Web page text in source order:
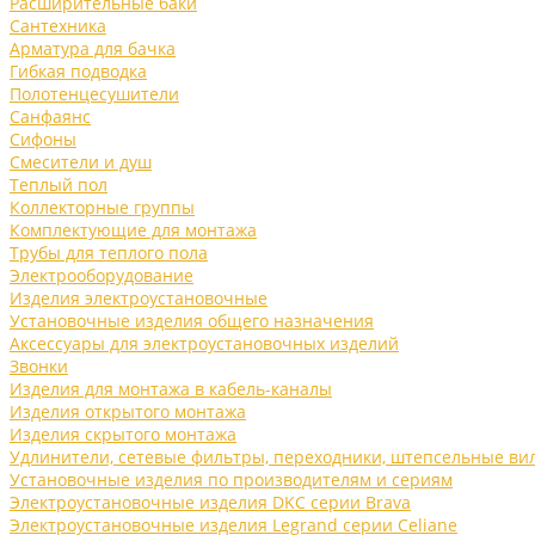
Сантехника
Арматура для бачка
Гибкая подводка
Полотенцесушители
Санфаянс
Сифоны
Смесители и душ
Теплый пол
Коллекторные группы
Комплектующие для монтажа
Трубы для теплого пола
Электрооборудование
Изделия электроустановочные
Установочные изделия общего назначения
Аксессуары для электроустановочных изделий
Звонки
Изделия для монтажа в кабель-каналы
Изделия открытого монтажа
Изделия скрытого монтажа
Удлинители, сетевые фильтры, переходники, штепсельные
Установочные изделия по производителям и сериям
Электроустановочные изделия DKC серии Brava
Электроустановочные изделия Legrand серии Celiane